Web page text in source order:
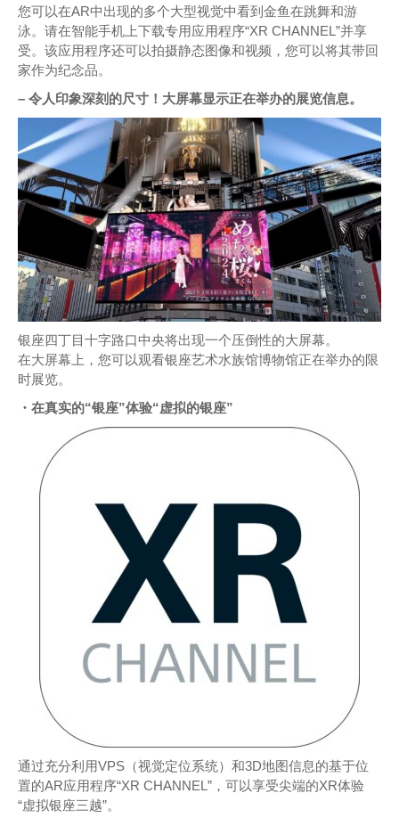
您可以在AR中出现的多个大型视觉中看到金鱼在跳舞和游
泳。请在智能手机上下载专用应用程序“XR CHANNEL”并享
受。该应用程序还可以拍摄静态图像和视频，您可以将其带回
家作为纪念品。
– 令人印象深刻的尺寸！大屏幕显示正在举办的展览信息。
银座四丁目十字路口中央将出现一个压倒性的大屏幕。
在大屏幕上，您可以观看银座艺术水族馆博物馆正在举办的限
时展览。
・在真实的“银座”体验“虚拟的银座”
通过充分利用VPS（视觉定位系统）和3D地图信息的基于位
置的AR应用程序“XR CHANNEL”，可以享受尖端的XR体验
“虚拟银座三越”。